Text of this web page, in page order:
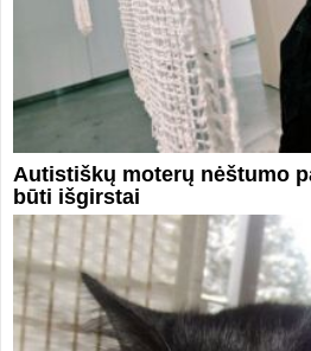
Autistiškų moterų nėštumo
būti išgirstai